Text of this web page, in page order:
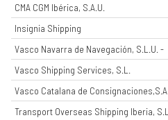
CMA CGM Ibérica, S.A.U.
Insignia Shipping
Vasco Navarra de Navegación, S.L.U. -
Vasco Shipping Services, S.L.
Vasco Catalana de Consignaciones,S.A.
Transport Overseas Shipping Iberia, S.L.